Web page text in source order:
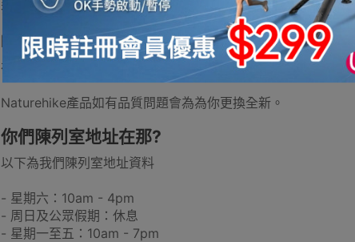
我們在陳列室中有Naturehike及其他品牌的行山杖可以一試手
Naturehike產品有没有提供保養？
在我們Outlet Express生活百貨城選購的Naturehike產品除了
Naturehike產品如有品質問題會為為你更換全新。
你們陳列室地址在那?
以下為我們陳列室地址資料
- 星期六：10am - 4pm
- 周日及公眾假期：休息
- 星期一至五：10am - 7pm